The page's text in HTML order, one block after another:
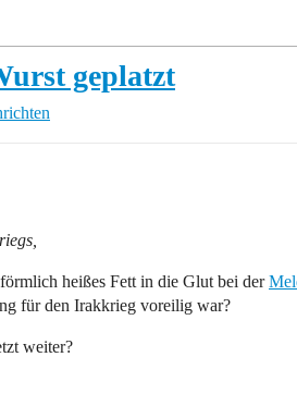
geplatzt
heißes Fett in die Glut bei der
für den Irakkrieg voreilig war?
weiter?